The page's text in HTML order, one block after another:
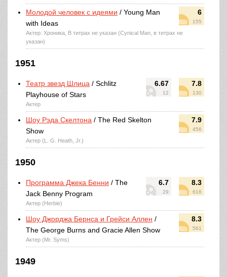
6
155
Молодой человек с идеями / Young Man
with Ideas
Актер: Хроника, В титрах не указан (Cynical Man, в титрах не
указан)
1951
6.67
12
7.8
130
Театр звезд Шлица / Schlitz
Playhouse of Stars
Актер
7.9
456
Шоу Рэда Скелтона / The Red Skelton
Show
Актер (L. G. Heath, Jr.)
1950
6.7
29
8.3
616
Программа Джека Бенни / The
Jack Benny Program
Актер (Herbie)
8.3
561
Шоу Джорджа Бернса и Грейси Аллен /
The George Burns and Gracie Allen Show
Актер (Mr. Syms)
1949